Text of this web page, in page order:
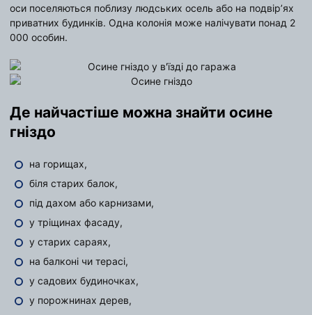
оси поселяються поблизу людських осель або на подвір’ях
приватних будинків. Одна колонія може налічувати понад 2
000 особин.
Де найчастіше можна знайти осине
гніздо
на горищах,
біля старих балок,
під дахом або карнизами,
у тріщинах фасаду,
у старих сараях,
на балконі чи терасі,
у садових будиночках,
у порожнинах дерев,